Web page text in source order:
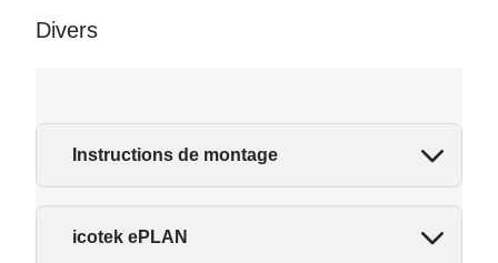
Divers
Instructions de montage
icotek ePLAN